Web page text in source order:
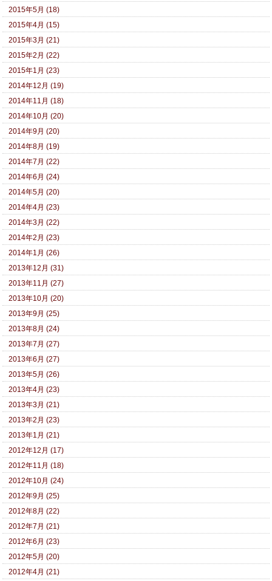
2015年5月 (18)
2015年4月 (15)
2015年3月 (21)
2015年2月 (22)
2015年1月 (23)
2014年12月 (19)
2014年11月 (18)
2014年10月 (20)
2014年9月 (20)
2014年8月 (19)
2014年7月 (22)
2014年6月 (24)
2014年5月 (20)
2014年4月 (23)
2014年3月 (22)
2014年2月 (23)
2014年1月 (26)
2013年12月 (31)
2013年11月 (27)
2013年10月 (20)
2013年9月 (25)
2013年8月 (24)
2013年7月 (27)
2013年6月 (27)
2013年5月 (26)
2013年4月 (23)
2013年3月 (21)
2013年2月 (23)
2013年1月 (21)
2012年12月 (17)
2012年11月 (18)
2012年10月 (24)
2012年9月 (25)
2012年8月 (22)
2012年7月 (21)
2012年6月 (23)
2012年5月 (20)
2012年4月 (21)